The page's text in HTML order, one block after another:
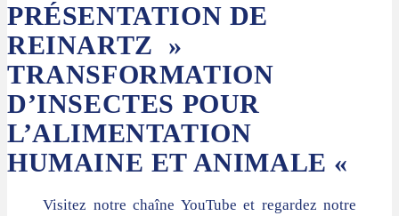
PRÉSENTATION DE
REINARTZ »
TRANSFORMATION
D’INSECTES POUR
L’ALIMENTATION
HUMAINE ET ANIMALE «
Visitez notre chaîne YouTube et regardez notre